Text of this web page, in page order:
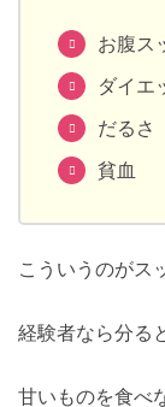
お腹ス
ダイエ
だるさ
貧血
こういうのがス
経験者なら分る
甘いものを食べ